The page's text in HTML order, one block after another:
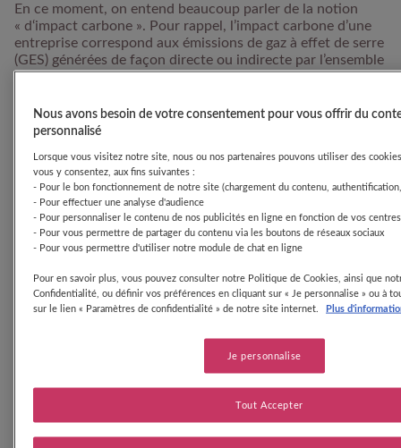
En ce moment, on entend beaucoup parler de la notion
« d‘impact carbone ». Pour rappel, l’impact carbone d’une
entreprise correspond aux émissions de gaz à effet de serre
(GES) générées de façon directe ou indirecte par l’ensemble
de ses activités.
Dans notre métier, l’élevage est une des principales sources
d’émissions de GES : les matières premières représentent
ainsi à elle seules plus de 60% de l’empreinte carbone des
produits fabriqués à Boué. Pour limiter au mieux notre
impact, nous avons donc souhaité accompagner nos
éleveurs partenaires vers des pratiques de production plus
durables en investissant dans le programme : « La Ferme
laitière bas carbone ».
partenaires
Ce programme a été mis en place en 2021 en partenariat
étroit avec l’Idele — Institut de l’Élevage. Il permettra
d’accompagner pendant cinq ans (2022-2027) les éleveurs
partenaires volontaires. A termes, la mise en place de
pratiques plus durables au sein des fermes devrait ainsi
permettre à chaque éleveur engagé de réduire les émissions
de GES de son exploitation de 10 à 20 % en moyenne.
Nous avons besoin de votre consentement pour vous offrir du
personnalisé
Lorsque vous visitez notre site, nous ou nos partenaires pouvons utiliser des
vous y consentez, aux fins suivantes :
- Pour le bon fonctionnement de notre site (chargement du contenu,
- Pour effectuer une analyse d'audience
- Pour personnaliser le contenu de nos publicités en ligne en fonction de vos
- Pour vous permettre de partager du contenu via les boutons de réseaux sociaux
- Pour vous permettre d'utiliser notre module de chat en ligne
Pour en savoir plus, vous pouvez consulter notre Politique de Cookies, ainsi que
Confidentialité, ou définir vos préférences en cliquant sur « Je personnalise » ou à
sur le lien « Paramètres de confidentialité » de notre site internet.
Plus
Je personnalise
Tout Accepter